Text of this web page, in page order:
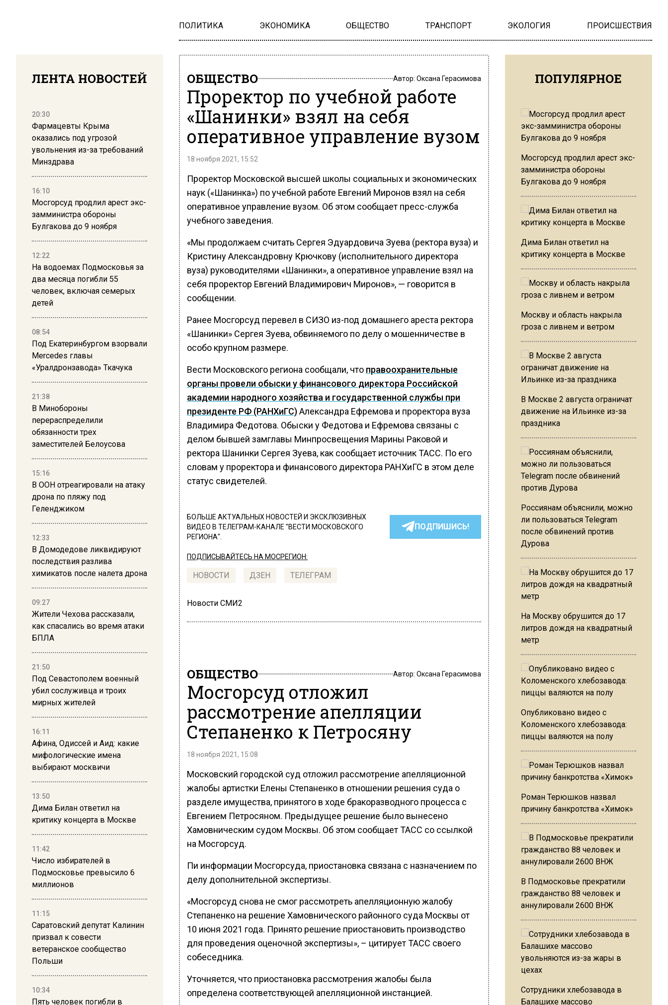
ПОЛИТИКА ЭКОНОМИКА ОБЩЕСТВО ТРАНСПОРТ ЭКОЛОГИЯ ПРОИСШЕСТВИЯ
ЛЕНТА НОВОСТЕЙ
20:30
Фармацевты Крыма
оказались под угрозой
увольнения из-за требований
Минздрава
16:10
Мосгорсуд продлил арест экс-
замминистра обороны
Булгакова до 9 ноября
12:22
На водоемах Подмосковья за
два месяца погибли 55
человек, включая семерых
детей
08:54
Под Екатеринбургом взорвали
Mercedes главы
«Уралдронзавода» Ткачука
21:38
В Минобороны
перераспределили
обязанности трех
заместителей Белоусова
15:16
В ООН отреагировали на атаку
дрона по пляжу под
Геленджиком
12:33
В Домодедове ликвидируют
последствия разлива
химикатов после налета дрона
09:27
Жители Чехова рассказали,
как спасались во время атаки
БПЛА
21:50
Под Севастополем военный
убил сослуживца и троих
мирных жителей
16:11
Афина, Одиссей и Аид: какие
мифологические имена
выбирают москвичи
13:50
Дима Билан ответил на
критику концерта в Москве
11:42
Число избирателей в
Подмосковье превысило 6
миллионов
11:15
Саратовский депутат Калинин
призвал к совести
ветеранское сообщество
Польши
10:34
Пять человек погибли в
ОБЩЕСТВО Автор: Оксана Герасимова
Проректор по учебной работе
«Шанинки» взял на себя
оперативное управление вузом
18 ноября 2021, 15:52
Проректор Московской высшей школы социальных и экономических
наук («Шанинка») по учебной работе Евгений Миронов взял на себя
оперативное управление вузом. Об этом сообщает пресс-служба
учебного заведения.
«Мы продолжаем считать Сергея Эдуардовича Зуева (ректора вуза) и
Кристину Александровну Крючкову (исполнительного директора
вуза) руководителями «Шанинки», а оперативное управление взял на
себя проректор Евгений Владимирович Миронов», — говорится в
сообщении.
Ранее Мосгорсуд перевел в СИЗО из-под домашнего ареста ректора
«Шанинки» Сергея Зуева, обвиняемого по делу о мошенничестве в
особо крупном размере.
Вести Московского региона сообщали, что правоохранительные
органы провели обыски у финансового директора Российской
академии народного хозяйства и государственной службы при
президенте РФ (РАНХиГС)Александра Ефремова и проректора вуза
Владимира Федотова. Обыски у Федотова и Ефремова связаны с
делом бывшей замглавы Минпросвещения Марины Раковой и
ректора Шанинки Сергея Зуева, как сообщает источник ТАСС. По его
словам у проректора и финансового директора РАНХиГС в этом деле
статус свидетелей.
БОЛЬШЕ АКТУАЛЬНЫХ НОВОСТЕЙ И ЭКСКЛЮЗИВНЫХ
ВИДЕО В ТЕЛЕГРАМ-КАНАЛЕ "ВЕСТИ МОСКОВСКОГО
РЕГИОНА".
ПОДПИШИСЬ!
ПОДПИСЫВАЙТЕСЬ НА МОСРЕГИОН:
НОВОСТИ ДЗЕН ТЕЛЕГРАМ
Новости СМИ2
ОБЩЕСТВО Автор: Оксана Герасимова
Мосгорсуд отложил
рассмотрение апелляции
Степаненко к Петросяну
18 ноября 2021, 15:08
Московский городской суд отложил рассмотрение апелляционной
жалобы артистки Елены Степаненко в отношении решения суда о
разделе имущества, принятого в ходе бракоразводного процесса с
Евгением Петросяном. Предыдущее решение было вынесено
Хамовническим судом Москвы. Об этом сообщает ТАСС со ссылкой
на Мосгорсуд.
Пи информации Мосгорсуда, приостановка связана с назначением по
делу дополнительной экспертизы.
«Мосгорсуд снова не смог рассмотреть апелляционную жалобу
Степаненко на решение Хамовнического районного суда Москвы от
10 июня 2021 года. Принято решение приостановить производство
для проведения оценочной экспертизы», – цитирует ТАСС своего
собеседника.
Уточняется, что приостановка рассмотрения жалобы была
определена соответствующей апелляционной инстанцией.
ПОПУЛЯРНОЕ
Мосгорсуд продлил арест экс-
замминистра обороны
Булгакова до 9 ноября
Дима Билан ответил на
критику концерта в Москве
Москву и область накрыла
гроза с ливнем и ветром
В Москве 2 августа ограничат
движение на Ильинке из-за
праздника
Россиянам объяснили, можно
ли пользоваться Telegram
после обвинений против
Дурова
На Москву обрушится до 17
литров дождя на квадратный
метр
Опубликовано видео с
Коломенского хлебозавода:
пиццы валяются на полу
Роман Терюшков назвал
причину банкротства «Химок»
В Подмосковье прекратили
гражданство 88 человек и
аннулировали 2600 ВНЖ
Сотрудники хлебозавода в
Балашихе массово